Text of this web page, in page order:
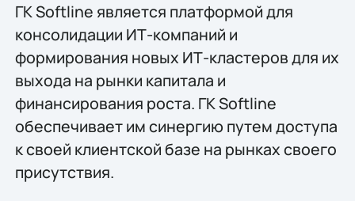
ГК Softline является платформой для
консолидации ИТ-компаний и
формирования новых ИТ-кластеров для их
выхода на рынки капитала и
финансирования роста. ГК Softline
обеспечивает им синергию путем доступа
к своей клиентской базе на рынках своего
присутствия.